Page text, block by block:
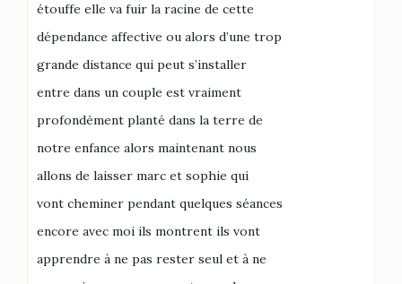
étouffe elle va fuir la racine de cette
dépendance affective ou alors d’une trop
grande distance qui peut s’installer
entre dans un couple est vraiment
profondément planté dans la terre de
notre enfance alors maintenant nous
allons de laisser marc et sophie qui
vont cheminer pendant quelques séances
encore avec moi ils montrent ils vont
apprendre à ne pas rester seul et à ne